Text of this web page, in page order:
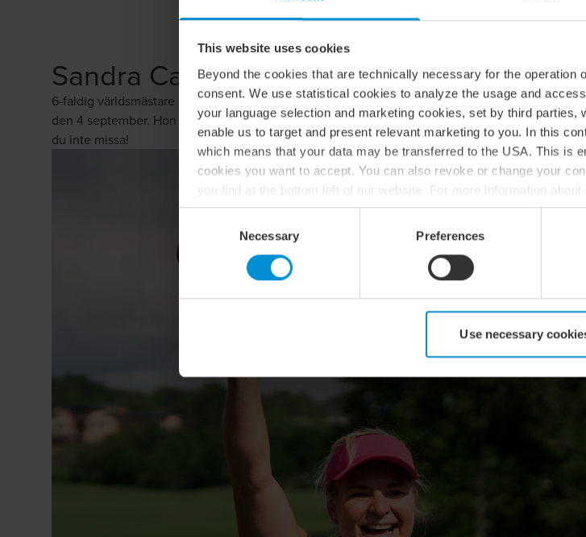
This website uses cookies
Beyond the cookies that are technically necessary for the
consent. We use statistical cookies to analyze the usage and
your language selection and marketing cookies, set by third
enable us to target and present relevant marketing to you. In this
which means that your data may be transferred to the USA. This is
cookies you want to accept. You can also revoke or change your
you find at the bottom left of our website. For more information
For more information about our processing of personal data, please
Necessary Preferences
Use necessary
ANMÄL DIG HÄR!
Sandra Carlborg
6-faldig världsmästare i Longdrive – golfens mest kraftfulla gren där längd är allt. Vi är stolta
den 4 september. Hon kommer att bjuda på en inspirerande clinic och du får chansen att
du inte missa!